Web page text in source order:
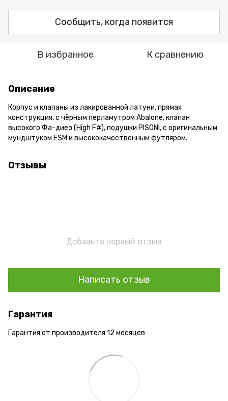
Сообщить, когда появится
В избранное К сравнению
Описание
Корпус и клапаны из лакированной латуни, прямая
конструкция, с чёрным перламутром Abalone, клапан
высокого Фа-диез (High F#), подушки PISONI, с оригинальным
мундштуком ESM и высококачественным футляром.
Отзывы
Добавьте первый отзыв
Написать отзыв
Гарантия
Гарантия от производителя 12 месяцев